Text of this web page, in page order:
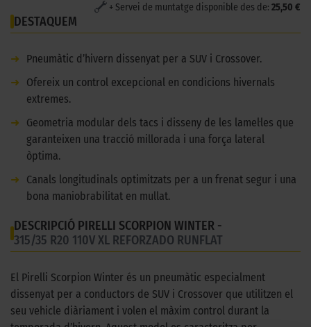
+ Servei de muntatge disponible des de: 25,50 €
DESTAQUEM
➜
Pneumàtic d’hivern dissenyat per a SUV i Crossover.
➜
Ofereix un control excepcional en condicions hivernals
extremes.
➜
Geometria modular dels tacs i disseny de les lamel·les que
garanteixen una tracció millorada i una força lateral
òptima.
➜
Canals longitudinals optimitzats per a un frenat segur i una
bona maniobrabilitat en mullat.
DESCRIPCIÓ PIRELLI SCORPION WINTER -
315/35 R20 110V XL REFORZADO RUNFLAT
El Pirelli Scorpion Winter és un pneumàtic especialment
dissenyat per a conductors de SUV i Crossover que utilitzen el
seu vehicle diàriament i volen el màxim control durant la